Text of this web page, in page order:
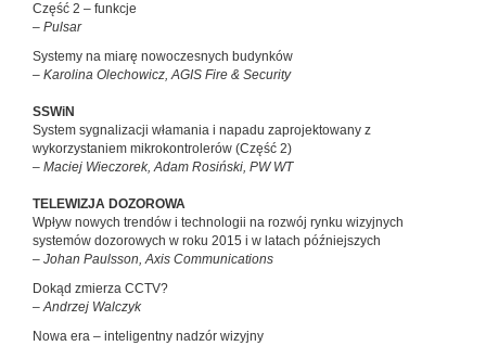
Część 2 – funkcje
– Pulsar
Systemy na miarę nowoczesnych budynków
– Karolina Olechowicz, AGIS Fire & Security
SSWiN
System sygnalizacji włamania i napadu zaprojektowany z
wykorzystaniem mikrokontrolerów (Część 2)
– Maciej Wieczorek, Adam Rosiński, PW WT
TELEWIZJA DOZOROWA
Wpływ nowych trendów i technologii na rozwój rynku wizyjnych
systemów dozorowych w roku 2015 i w latach późniejszych
– Johan Paulsson, Axis Communications
Dokąd zmierza CCTV?
– Andrzej Walczyk
Nowa era – inteligentny nadzór wizyjny